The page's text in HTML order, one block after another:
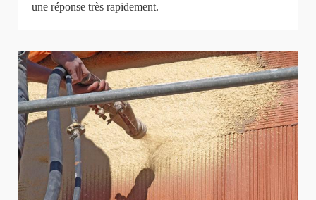
une réponse très rapidement.